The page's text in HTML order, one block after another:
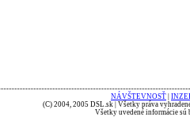
NÁVŠTEVNOSŤ
(C) 2004, 2005 DSL.sk | Všetky práva
Všetky uvedené informácie sú